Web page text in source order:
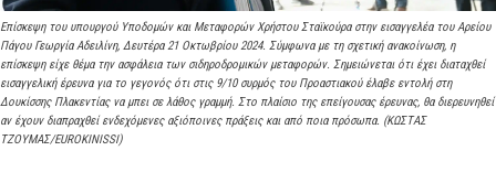
Επίσκεψη του υπουργού Υποδομών και Μεταφορών Χρήστου Σταϊκούρα στην εισαγγελέα του Αρείου
Πάγου Γεωργία Αδειλίνη, Δευτέρα 21 Οκτωβρίου 2024. Σύμφωνα με τη σχετική ανακοίνωση, η
επίσκεψη είχε θέμα την ασφάλεια των σιδηροδρομικών μεταφορών. Σημειώνεται ότι έχει διαταχθεί
εισαγγελική έρευνα για το γεγονός ότι στις 9/10 συρμός του Προαστιακού έλαβε εντολή στη
Δουκίσσης Πλακεντίας να μπει σε λάθος γραμμή. Στο πλαίσιο της επείγουσας έρευνας, θα διερευνηθεί
αν έχουν διαπραχθεί ενδεχόμενες αξιόποινες πράξεις και από ποια πρόσωπα. (ΚΩΣΤΑΣ
ΤΖΟΥΜΑΣ/EUROKINISSI)